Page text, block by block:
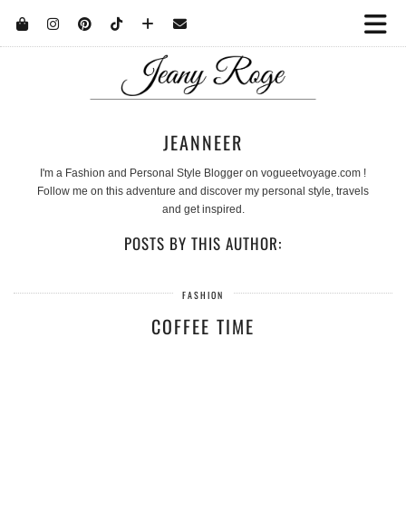
JEANNEER
I'm a Fashion and Personal Style Blogger on vogueetvoyage.com !
Follow me on this adventure and discover my personal style, travels
and get inspired.
POSTS BY THIS AUTHOR:
FASHION
COFFEE TIME